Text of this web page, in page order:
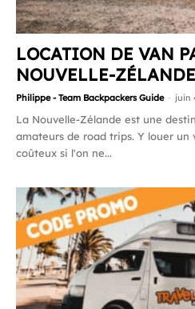
LOCATION DE VAN
NOUVELLE-
Philippe - Team Backpackers Guide - juin
La Nouvelle-Zélande est une
amateurs de road trips. Y louer
coûteux si l'on ne...